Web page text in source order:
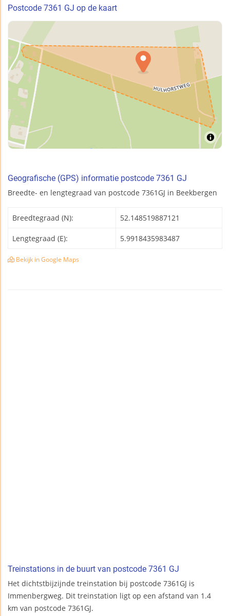
Postcode 7361 GJ op de kaart
Geografische (GPS) informatie postcode 7361 GJ
Breedte- en lengtegraad van postcode 7361GJ in Beekbergen
Breedtegraad (N): 52.148519887121
Lengtegraad (E): 5.9918435983487
Bekijk in Google Maps
Treinstations in de buurt van postcode 7361 GJ
Het dichtstbijzijnde treinstation bij postcode 7361GJ is
Immenbergweg. Dit treinstation ligt op een afstand van 1.4
km van postcode 7361GJ.